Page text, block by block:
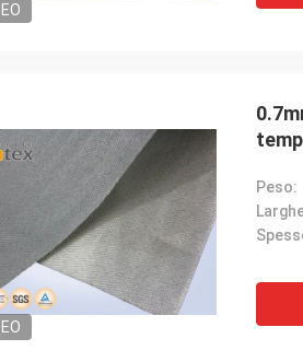
Peso: